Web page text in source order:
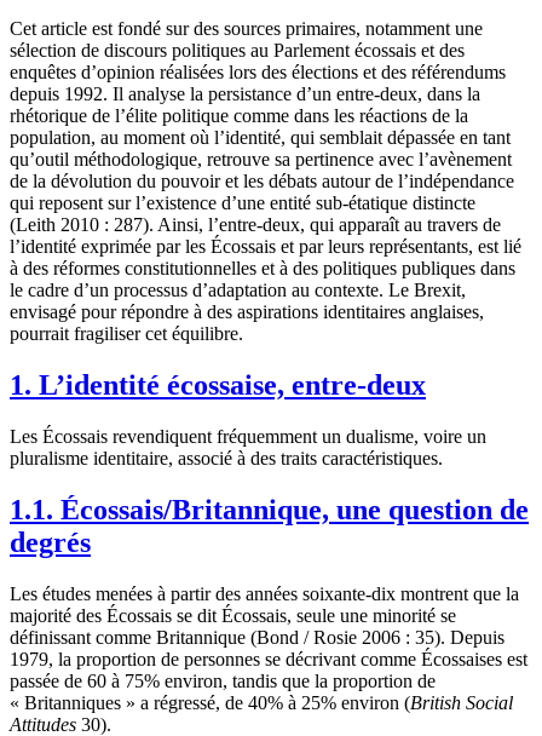
Cet article est fondé sur des sources primaires, notamment une
sélection de discours politiques au Parlement écossais et des
enquêtes d’opinion réalisées lors des élections et des référendums
depuis 1992. Il analyse la persistance d’un entre-deux, dans la
rhétorique de l’élite politique comme dans les réactions de la
population, au moment où l’identité, qui semblait dépassée en tant
qu’outil méthodologique, retrouve sa pertinence avec l’avènement
de la dévolution du pouvoir et les débats autour de l’indépendance
qui reposent sur l’existence d’une entité sub-étatique distincte
(Leith 2010 : 287). Ainsi, l’entre-deux, qui apparaît au travers de
l’identité exprimée par les Écossais et par leurs représentants, est lié
à des réformes constitutionnelles et à des politiques publiques dans
le cadre d’un processus d’adaptation au contexte. Le Brexit,
envisagé pour répondre à des aspirations identitaires anglaises,
pourrait fragiliser cet équilibre.
1. L’identité écossaise, entre-deux
Les Écossais revendiquent fréquemment un dualisme, voire un
pluralisme identitaire, associé à des traits caractéristiques.
1.1. Écossais/Britannique, une question de
degrés
Les études menées à partir des années soixante-dix montrent que la
majorité des Écossais se dit Écossais, seule une minorité se
définissant comme Britannique (Bond / Rosie 2006 : 35). Depuis
1979, la proportion de personnes se décrivant comme Écossaises est
passée de 60 à 75% environ, tandis que la proportion de
« Britanniques » a régressé, de 40% à 25% environ (British Social
Attitudes 30).